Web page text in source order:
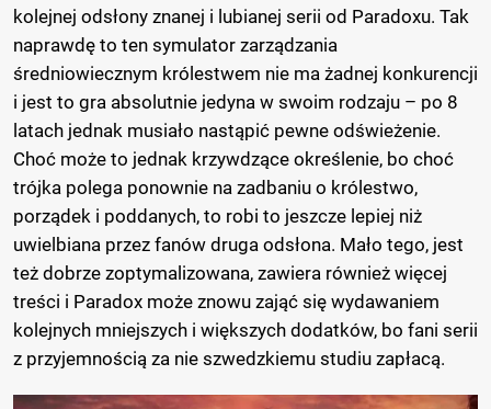
kolejnej odsłony znanej i lubianej serii od Paradoxu. Tak
naprawdę to ten symulator zarządzania
średniowiecznym królestwem nie ma żadnej konkurencji
i jest to gra absolutnie jedyna w swoim rodzaju – po 8
latach jednak musiało nastąpić pewne odświeżenie.
Choć może to jednak krzywdzące określenie, bo choć
trójka polega ponownie na zadbaniu o królestwo,
porządek i poddanych, to robi to jeszcze lepiej niż
uwielbiana przez fanów druga odsłona. Mało tego, jest
też dobrze zoptymalizowana, zawiera również więcej
treści i Paradox może znowu zająć się wydawaniem
kolejnych mniejszych i większych dodatków, bo fani serii
z przyjemnością za nie szwedzkiemu studiu zapłacą.